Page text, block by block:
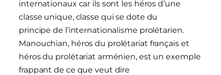
internationaux car ils sont les héros d’une
classe unique, classe qui se dote du
principe de l’internationalisme prolétarien.
Manouchian, héros du prolétariat français et
héros du prolétariat arménien, est un exemple
frappant de ce que veut dire